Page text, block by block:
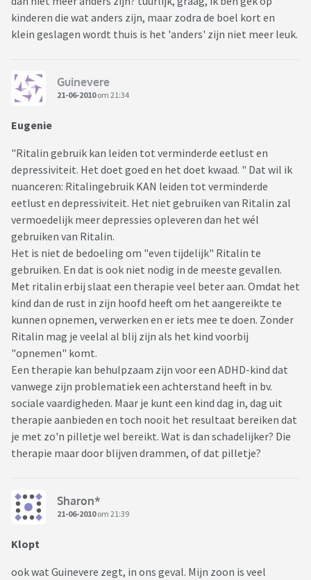
kinderen die wat anders zijn, maar zodra de boel kort en
klein geslagen wordt thuis is het 'anders' zijn niet meer leuk.
Guinevere
21-06-2010om 21:34
Eugenie
"Ritalin gebruik kan leiden tot verminderde eetlust en
depressiviteit. Het doet goed en het doet kwaad. " Dat wil ik
nuanceren: Ritalingebruik KAN leiden tot verminderde
eetlust en depressiviteit. Het niet gebruiken van Ritalin zal
vermoedelijk meer depressies opleveren dan het wél
gebruiken van Ritalin.
Het is niet de bedoeling om "even tijdelijk" Ritalin te
gebruiken. En dat is ook niet nodig in de meeste gevallen.
Met ritalin erbij slaat een therapie veel beter aan. Omdat het
kind dan de rust in zijn hoofd heeft om het aangereikte te
kunnen opnemen, verwerken en er iets mee te doen. Zonder
Ritalin mag je veelal al blij zijn als het kind voorbij
"opnemen" komt.
Een therapie kan behulpzaam zijn voor een ADHD-kind dat
vanwege zijn problematiek een achterstand heeft in bv.
sociale vaardigheden. Maar je kunt een kind dag in, dag uit
therapie aanbieden en toch nooit het resultaat bereiken dat
je met zo'n pilletje wel bereikt. Wat is dan schadelijker? Die
therapie maar door blijven drammen, of dat pilletje?
Sharon*
21-06-2010om 21:39
Klopt
ook wat Guinevere zegt, in ons geval. Mijn zoon is veel